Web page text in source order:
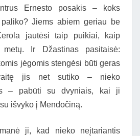
Ernesto posakis – koks
Jiems abiem geriau be
jautėsi taip puikiai, kaip
metų. Ir Džastinas pasitaisė:
jėgomis stengėsi būti geras
jis net sutiko – nieko
– pabūti su dvyniais, kai ji
išvyko į Mendočiną.
ji, kad nieko neįtariantis